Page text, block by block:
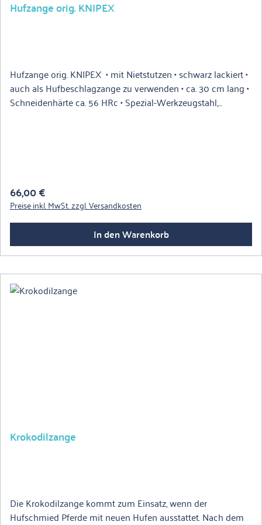
Hufzange orig. KNIPEX
Hufzange orig. KNIPEX • mit Nietstutzen • schwarz lackiert •
auch als Hufbeschlagzange zu verwenden • ca. 30 cm lang •
Schneidenhärte ca. 56 HRc • Spezial-Werkzeugstahl,
Regulärer Preis:
66,00 €
Preise inkl. MwSt. zzgl. Versandkosten
In den Warenkorb
Krokodilzange
Die Krokodilzange kommt zum Einsatz, wenn der
Hufschmied Pferde mit neuen Hufen ausstattet. Nach dem